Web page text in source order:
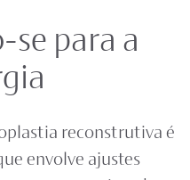
se para a
reconstrutiva é
envolve ajustes